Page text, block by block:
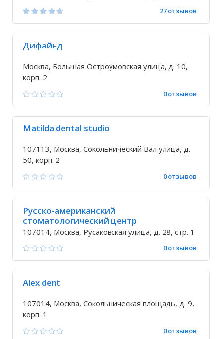
27 отзывов
Дифайнд
Москва, Большая Остроумовская улица, д. 10,
корп. 2
0 отзывов
Matilda dental studio
107113, Москва, Сокольнический Вал улица, д.
50, корп. 2
0 отзывов
Русско-американский
стоматологический центр
107014, Москва, Русаковская улица, д. 28, стр. 1
0 отзывов
Alex dent
107014, Москва, Сокольническая площадь, д. 9,
корп. 1
0 отзывов